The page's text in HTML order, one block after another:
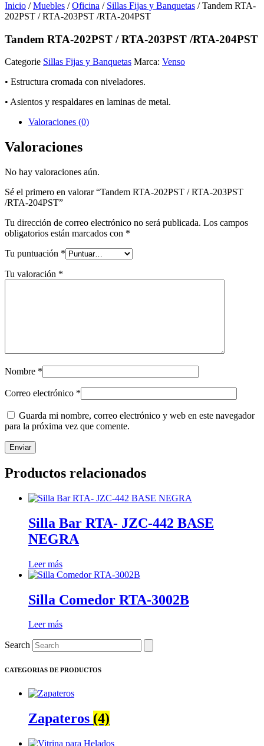
Inicio /Muebles /Oficina / Sillas Fijas y Banquetas / Tandem RTA-
202PST / RTA-203PST /RTA-204PST
Tandem RTA-202PST / RTA-203PST /RTA-204PST
Categorie Sillas Fijas y Banquetas Marca: Venso
• Estructura cromada con niveladores.
• Asientos y respaldares en laminas de metal.
Valoraciones (0)
Valoraciones
No hay valoraciones aún.
Sé el primero en valorar “Tandem RTA-202PST / RTA-203PST
/RTA-204PST”
Tu dirección de correo electrónico no será publicada. Los campos
obligatorios están marcados con *
Tu puntuación *
Tu valoración *
Nombre *
Correo electrónico *
Guarda mi nombre, correo electrónico y web en este navegador
para la próxima vez que comente.
Productos relacionados
Silla Bar RTA- JZC-442 BASE
NEGRA
Leer más
Silla Comedor RTA-3002B
Leer más
Search
CATEGORIAS DE PRODUCTOS
Zapateros (4)